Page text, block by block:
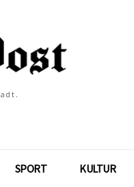
SPORT KULTUR